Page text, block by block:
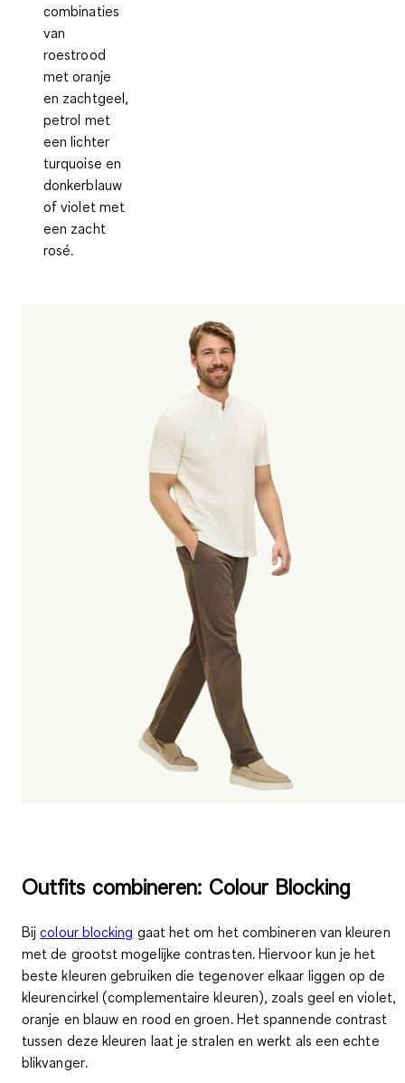
combinaties
van
roestrood
met oranje
en zachtgeel,
petrol met
een lichter
turquoise en
donkerblauw
of violet met
een zacht
rosé.
Outfits combineren: Colour Blocking
Bijcolour blocking gaat het om het combineren van kleuren
met de grootst mogelijke contrasten. Hiervoor kun je het
beste kleuren gebruiken die tegenover elkaar liggen op de
kleurencirkel (complementaire kleuren), zoals geel en violet,
oranje en blauw en rood en groen. Het spannende contrast
tussen deze kleuren laat je stralen en werkt als een echte
blikvanger.